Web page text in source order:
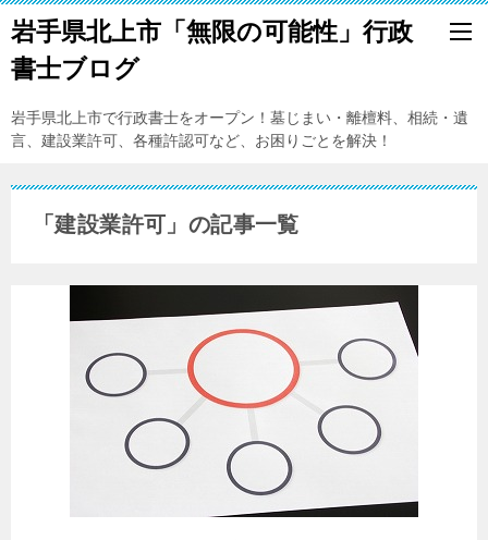
岩手県北上市「無限の可能性」行政
書士ブログ
岩手県北上市で行政書士をオープン！墓じまい・離檀料、相続・遺
言、建設業許可、各種許認可など、お困りごとを解決！
「建設業許可」の記事一覧